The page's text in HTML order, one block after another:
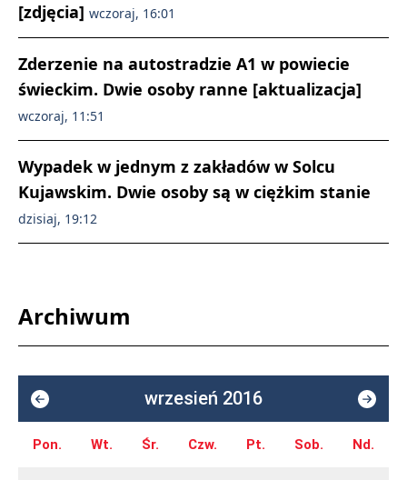
[zdjęcia] wczoraj, 16:01
Zderzenie na autostradzie A1 w powiecie
świeckim. Dwie osoby ranne [aktualizacja]
wczoraj, 11:51
Wypadek w jednym z zakładów w Solcu
Kujawskim. Dwie osoby są w ciężkim stanie
dzisiaj, 19:12
Archiwum
wrzesień 2016
Pon. Wt. Śr. Czw. Pt. Sob. Nd.